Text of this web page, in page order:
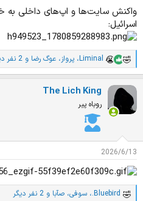
واکنش سایت‌ها و اپ‌های داخلی
اسرائیل:
م
ت
ی
ز
:
Liminal، پرواز، عوگ رضا و 2 نفر دیگر
The Lich King
روباه پیر
2026/6/13
.Bluebird، سوفی، صآبا و 2 نفر دیگر